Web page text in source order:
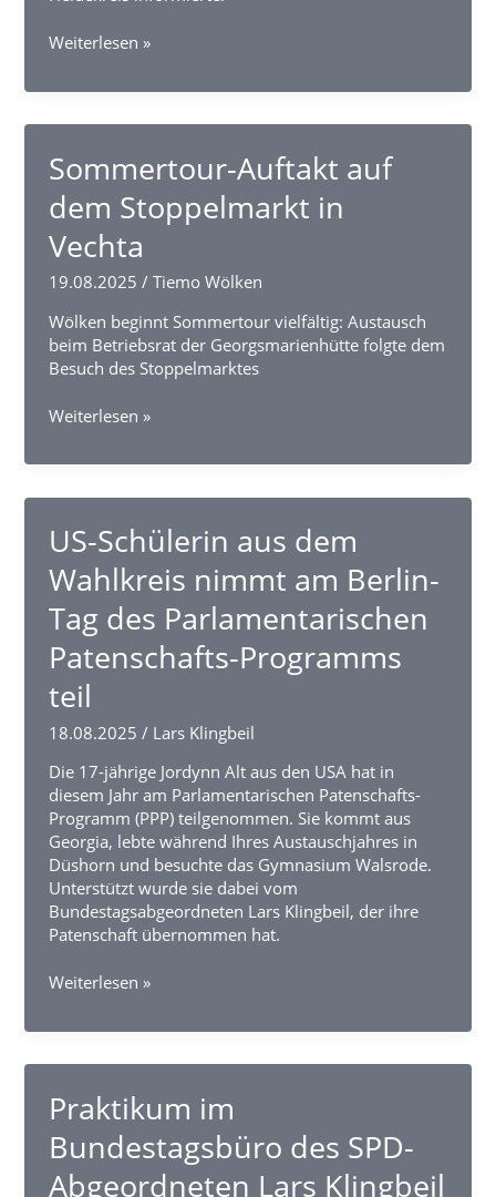
KfW-
Über
Euro
für
den
im
ersten
2025
Weiterlesen »
Sommertour-Auftakt auf
dem Stoppelmarkt in
Vechta
19.08.2025/Tiemo Wölken
Wölken beginnt Sommertour vielfältig: Austausch
beim Betriebsrat der Georgsmarienhütte folgte dem
Besuch des Stoppelmarktes
Sommertour-
auf
in
Vechta
Weiterlesen »
US-Schülerin aus dem
Wahlkreis nimmt am Berlin-
Tag des Parlamentarischen
Patenschafts-Programms
teil
18.08.2025/ Lars Klingbeil
Die 17-jährige Jordynn Alt aus den USA hat in
diesem Jahr am Parlamentarischen Patenschafts-
Programm (PPP) teilgenommen. Sie kommt aus
Georgia, lebte während Ihres Austauschjahres in
Düshorn und besuchte das Gymnasium Walsrode.
Unterstützt wurde sie dabei vom
Bundestagsabgeordneten Lars Klingbeil, der ihre
Patenschaft übernommen hat.
US-
aus
nimmt
am
Berlin-
des
Weiterlesen »
Praktikum im
Bundestagsbüro des SPD-
Abgeordneten Lars Klingbeil